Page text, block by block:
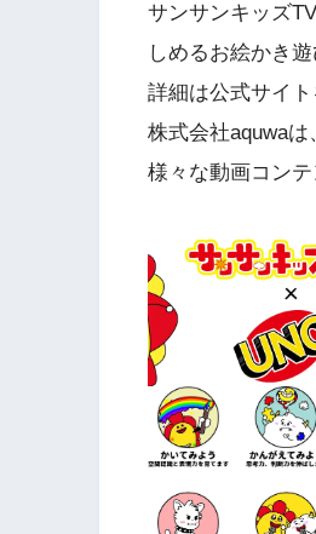
サンサンキッズ
しめるお絵かき
詳細は公式サイト
株式会社aquwa
様々な動画コン